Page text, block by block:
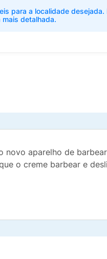
para a localidade desejada.
detalhada.
novo aparelho de barbear
o creme barbear e